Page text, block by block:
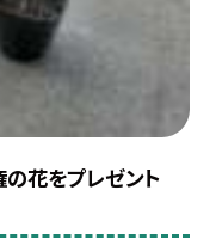
花をプレゼント